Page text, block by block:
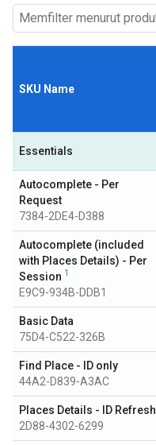
SKU Name
Essentials
Autocomplete - Per
Request
7384-2DE4-D388
Autocomplete (included
with Places Details) - Per
Session 1
E9C9-934B-DDB1
Basic Data
75D4-C522-326B
Find Place - ID only
44A2-D839-A3AC
Places Details - ID Refresh
2D88-4302-6299